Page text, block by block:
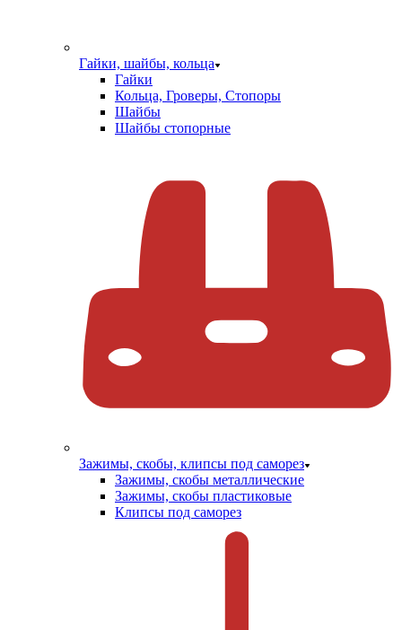
Гайки, шайбы, кольца
Гайки
Кольца, Гроверы, Стопоры
Шайбы
Шайбы стопорные
Зажимы, скобы, клипсы под саморез
Зажимы, скобы металлические
Зажимы, скобы пластиковые
Клипсы под саморез